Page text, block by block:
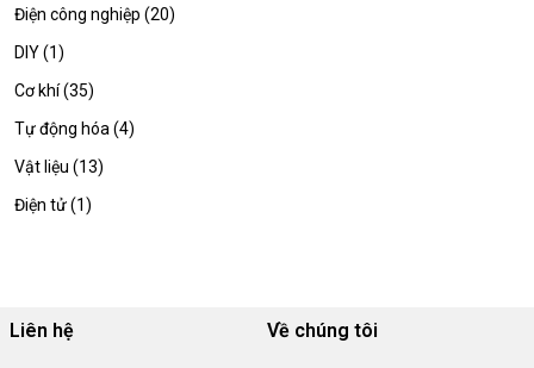
Điện công nghiệp (20)
DIY (1)
Cơ khí (35)
Tự động hóa (4)
Vật liệu (13)
Điện tử (1)
Liên hệ Về chúng tôi